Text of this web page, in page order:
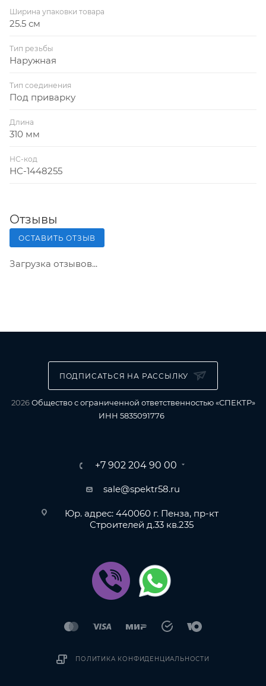
Ширина упаковки товара
25.5 см
Тип резьбы
Наружная
Тип соединения
Под приварку
Длина
310 мм
НС-код
НС-1448255
Отзывы
ОСТАВИТЬ ОТЗЫВ
Загрузка отзывов...
ПОДПИСАТЬСЯ НА РАССЫЛКУ
2026Общество с ограниченной ответственностью «СПЕКТР»
ИНН 5835091776
+7 902 204 90 00
sale@spektr58.ru
Юр. адрес: 440060 г. Пенза, пр-кт
Строителей д.33 кв.235
ПОЛИТИКА КОНФИДЕНЦИАЛЬНОСТИ